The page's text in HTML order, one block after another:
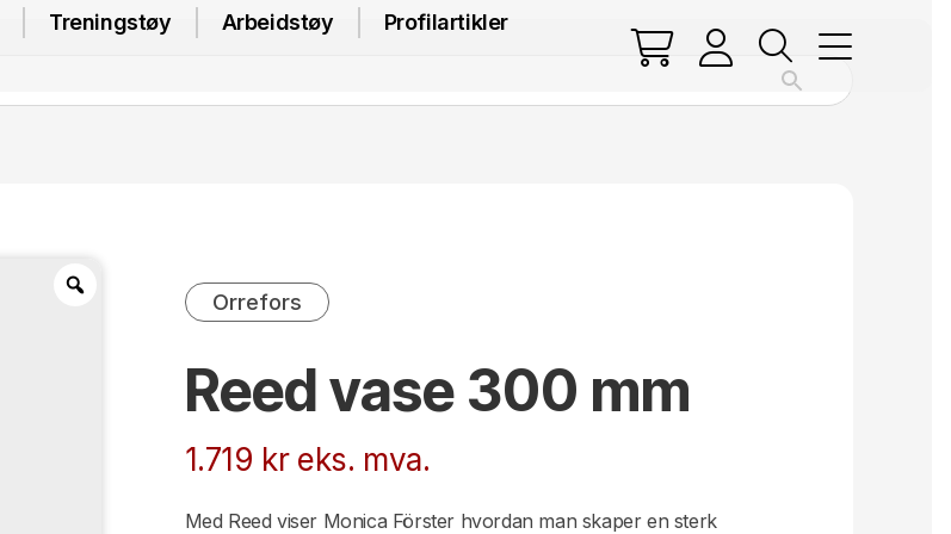
Treningstøy Arbeidstøy
Profilartikler
Orrefors
Reed vase 300 mm
1.719 kr eks. mva.
Med Reed viser Monica Förster hvordan man skaper en sterk